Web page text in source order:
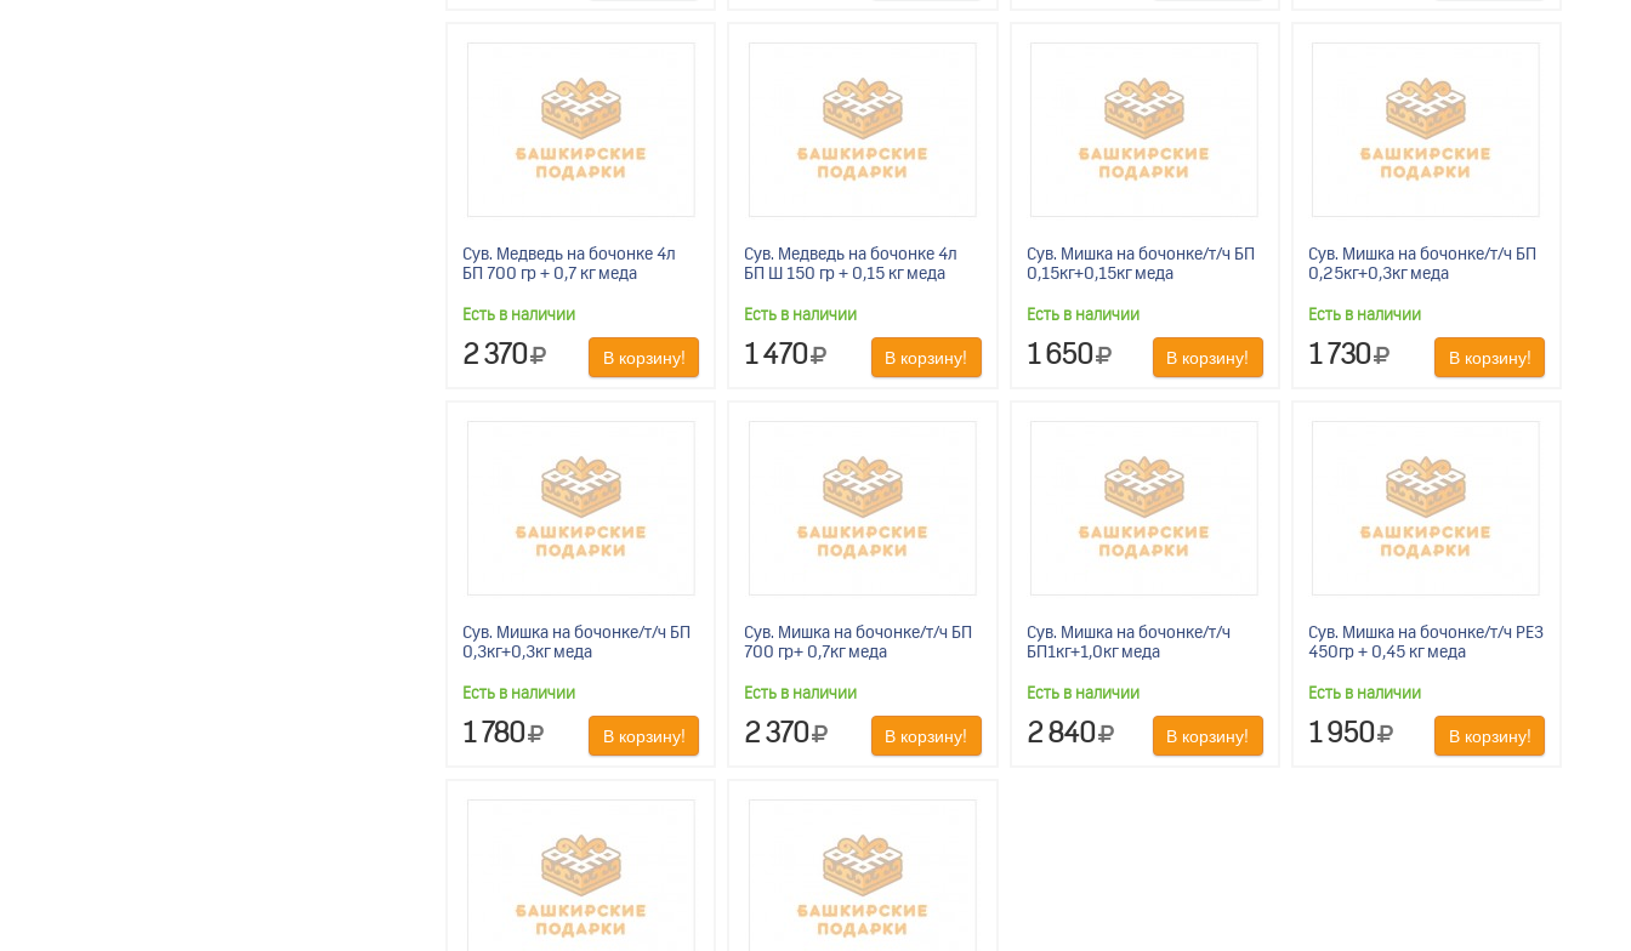
Сув. Медведь на бочонке 4л
БП 700 гр + 0,7 кг меда
Есть в наличии
2 370 В корзину!
Сув. Медведь на бочонке 4л
БП Ш 150 гр + 0,15 кг меда
Есть в наличии
1 470 В корзину!
Сув. Мишка на бочонке/т/ч БП
0,15кг+0,15кг меда
Есть в наличии
1 650 В корзину!
Сув. Мишка на бочонке/т/ч БП
0,25кг+0,3кг меда
Есть в наличии
1 730 В корзину!
Сув. Мишка на бочонке/т/ч БП
0,3кг+0,3кг меда
Есть в наличии
1 780 В корзину!
Сув. Мишка на бочонке/т/ч БП
700 гр+ 0,7кг меда
Есть в наличии
2 370 В корзину!
Сув. Мишка на бочонке/т/ч
БП1кг+1,0кг меда
Есть в наличии
2 840 В корзину!
Сув. Мишка на бочонке/т/ч РЕЗ
450гр + 0,45 кг меда
Есть в наличии
1 950 В корзину!